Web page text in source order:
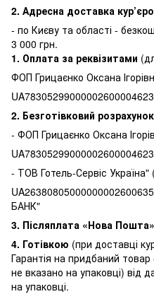
2. Адресна доставка
- по Києву та області -
3 000 грн.
1. Оплата за реквізитами
ФОП Грицаєнко Оксана
2. Безготівковий розрахунок
- ФОП Грицаєнко Оксана
- ТОВ Готель-Сервіс
БАНК"
3. Післяплата «Нова Пошта»
4. Готівкою (при доставці
Гарантія на придбаний
не вказано на упаковці) від
на упаковці.